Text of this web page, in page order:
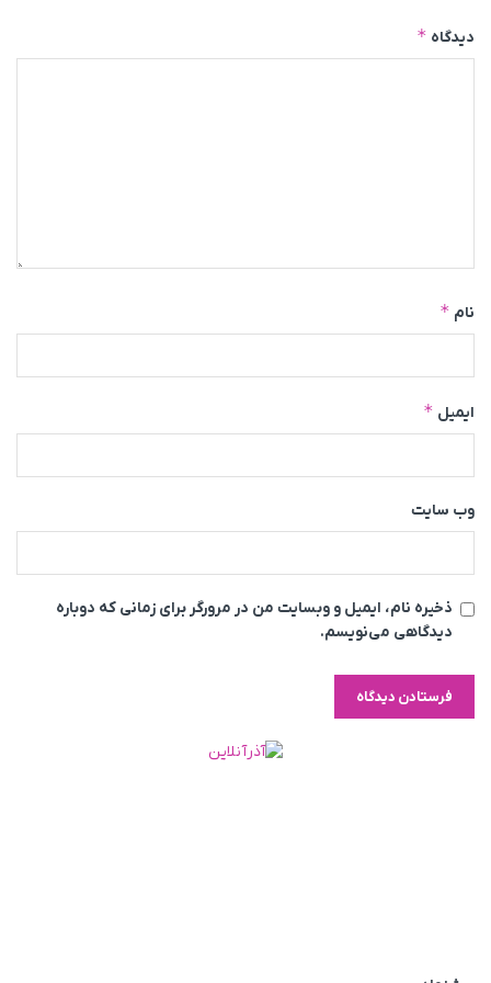
دیدگاه *
نام *
ایمیل *
وب‌ سایت
ذخیره نام، ایمیل و وبسایت من در مرورگر برای زمانی که دوباره
دیدگاهی می‌نویسم.